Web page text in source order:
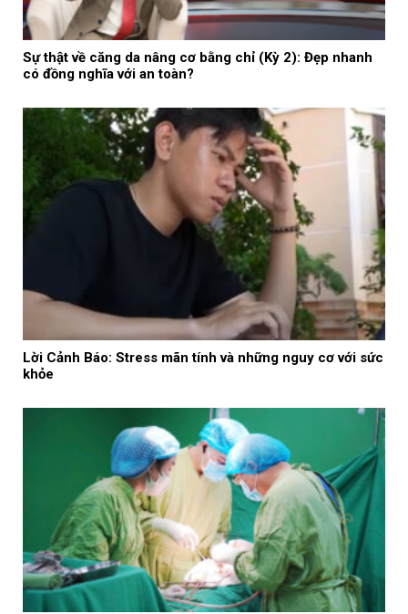
Sự thật về căng da nâng cơ bằng chỉ (Kỳ 2): Đẹp nhanh
có đồng nghĩa với an toàn?
Lời Cảnh Báo: Stress mãn tính và những nguy cơ với sức
khỏe